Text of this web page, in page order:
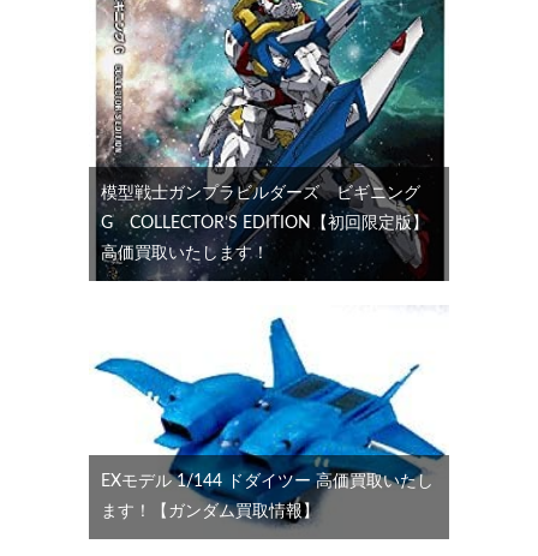
模型戦士ガンプラビルダーズ ビギニング
G COLLECTOR’S EDITION【初回限定版】
高価買取いたします！
EXモデル 1/144 ドダイツー 高価買取いたし
ます！【ガンダム買取情報】